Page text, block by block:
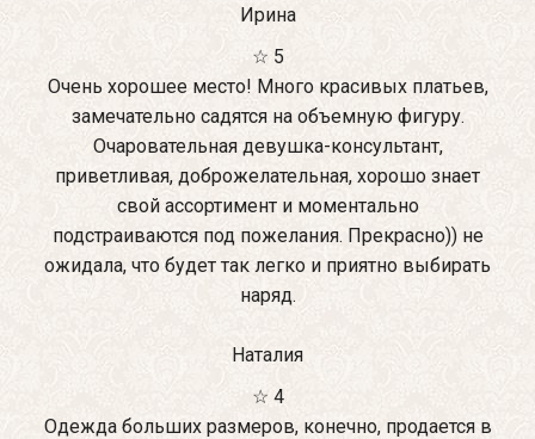
Ирина
☆ 5
Очень хорошее место! Много красивых платьев,
замечательно садятся на объемную фигуру.
Очаровательная девушка-консультант,
приветливая, доброжелательная, хорошо знает
свой ассортимент и моментально
подстраиваются под пожелания. Прекрасно)) не
ожидала, что будет так легко и приятно выбирать
наряд.
Наталия
☆ 4
Одежда больших размеров, конечно, продается в